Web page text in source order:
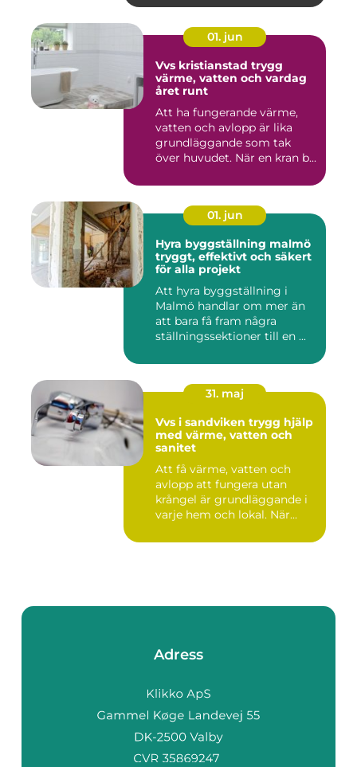
01. jun
Vvs kristianstad trygg
värme, vatten och vardag
året runt
Att ha fungerande värme,
vatten och avlopp är lika
grundläggande som tak
över huvudet. När en kran b...
01. jun
Hyra byggställning malmö
tryggt, effektivt och säkert
för alla projekt
Att hyra byggställning i
Malmö handlar om mer än
att bara få fram några
ställningssektioner till en ...
31. maj
Vvs i sandviken trygg hjälp
med värme, vatten och
sanitet
Att få värme, vatten och
avlopp att fungera utan
krångel är grundläggande i
varje hem och lokal. När...
Adress